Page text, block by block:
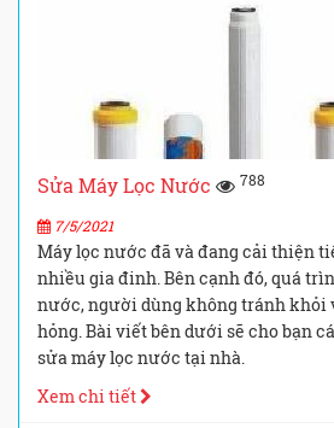
Sửa Máy Lọc Nước 788
7/5/2021
Máy lọc nước đã và đang cải thiện
nhiều gia đinh. Bên cạnh đó, quá
nước, người dùng không tránh khỏi
hỏng. Bài viết bên dưới sẽ cho bạn
sửa máy lọc nước tại nhà.
Xem chi tiết